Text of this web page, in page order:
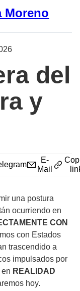
Moreno
del
y
E-
Mail
una postura
ocurriendo en
CON
con Estados
trascendido a
impulsados por
REALIDAD
hoy.